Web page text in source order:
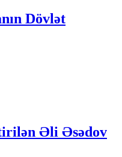
Dövlət
Əli Əsədov